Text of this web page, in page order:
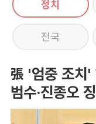
정치
전국
張 '엄중 조치'
범수·진종오